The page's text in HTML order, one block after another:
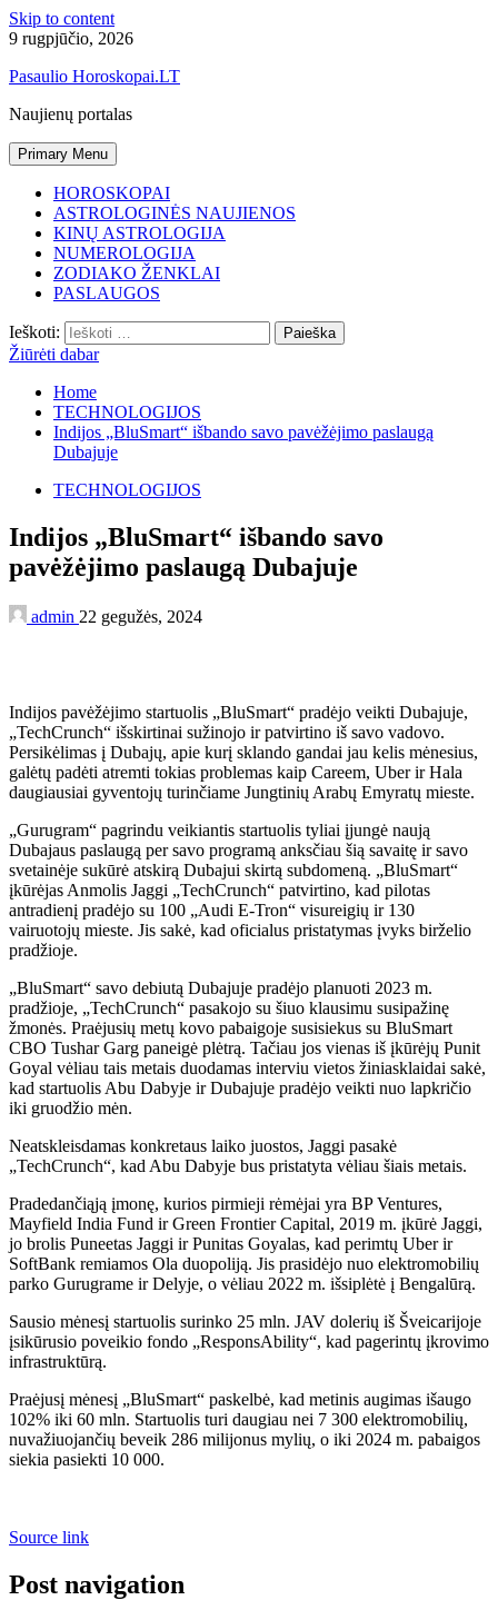
Skip to content
9 rugpjūčio, 2026
Pasaulio Horoskopai.LT
Naujienų portalas
Primary Menu
HOROSKOPAI
ASTROLOGINĖS NAUJIENOS
KINŲ ASTROLOGIJA
NUMEROLOGIJA
ZODIAKO ŽENKLAI
PASLAUGOS
Ieškoti:
Žiūrėti dabar
Home
TECHNOLOGIJOS
Indijos „BluSmart“ išbando savo pavėžėjimo paslaugą
Dubajuje
TECHNOLOGIJOS
Indijos „BluSmart“ išbando savo
pavėžėjimo paslaugą Dubajuje
admin 22 gegužės, 2024
Indijos pavėžėjimo startuolis „BluSmart“ pradėjo veikti Dubajuje,
„TechCrunch“ išskirtinai sužinojo ir patvirtino iš savo vadovo.
Persikėlimas į Dubajų, apie kurį sklando gandai jau kelis mėnesius,
galėtų padėti atremti tokias problemas kaip Careem, Uber ir Hala
daugiausiai gyventojų turinčiame Jungtinių Arabų Emyratų mieste.
„Gurugram“ pagrindu veikiantis startuolis tyliai įjungė naują
Dubajaus paslaugą per savo programą anksčiau šią savaitę ir savo
svetainėje sukūrė atskirą Dubajui skirtą subdomeną. „BluSmart“
įkūrėjas Anmolis Jaggi „TechCrunch“ patvirtino, kad pilotas
antradienį pradėjo su 100 „Audi E-Tron“ visureigių ir 130
vairuotojų mieste. Jis sakė, kad oficialus pristatymas įvyks birželio
pradžioje.
„BluSmart“ savo debiutą Dubajuje pradėjo planuoti 2023 m.
pradžioje, „TechCrunch“ pasakojo su šiuo klausimu susipažinę
žmonės. Praėjusių metų kovo pabaigoje susisiekus su BluSmart
CBO Tushar Garg paneigė plėtrą. Tačiau jos vienas iš įkūrėjų Punit
Goyal vėliau tais metais duodamas interviu vietos žiniasklaidai sakė,
kad startuolis Abu Dabyje ir Dubajuje pradėjo veikti nuo lapkričio
iki gruodžio mėn.
Neatskleisdamas konkretaus laiko juostos, Jaggi pasakė
„TechCrunch“, kad Abu Dabyje bus pristatyta vėliau šiais metais.
Pradedančiąją įmonę, kurios pirmieji rėmėjai yra BP Ventures,
Mayfield India Fund ir Green Frontier Capital, 2019 m. įkūrė Jaggi,
jo brolis Puneetas Jaggi ir Punitas Goyalas, kad perimtų Uber ir
SoftBank remiamos Ola duopoliją. Jis prasidėjo nuo elektromobilių
parko Gurugrame ir Delyje, o vėliau 2022 m. išsiplėtė į Bengalūrą.
Sausio mėnesį startuolis surinko 25 mln. JAV dolerių iš Šveicarijoje
įsikūrusio poveikio fondo „ResponsAbility“, kad pagerintų įkrovimo
infrastruktūrą.
Praėjusį mėnesį „BluSmart“ paskelbė, kad metinis augimas išaugo
102% iki 60 mln. Startuolis turi daugiau nei 7 300 elektromobilių,
nuvažiuojančių beveik 286 milijonus mylių, o iki 2024 m. pabaigos
siekia pasiekti 10 000.
Source link
Post navigation